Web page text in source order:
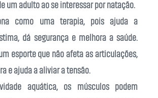
um adulto ao se interessar por natação.
como uma terapia, pois ajuda a
dá segurança e melhora a saúde.
esporte que não afeta as articulações,
e ajuda a aliviar a tensão.
aquática, os músculos podem